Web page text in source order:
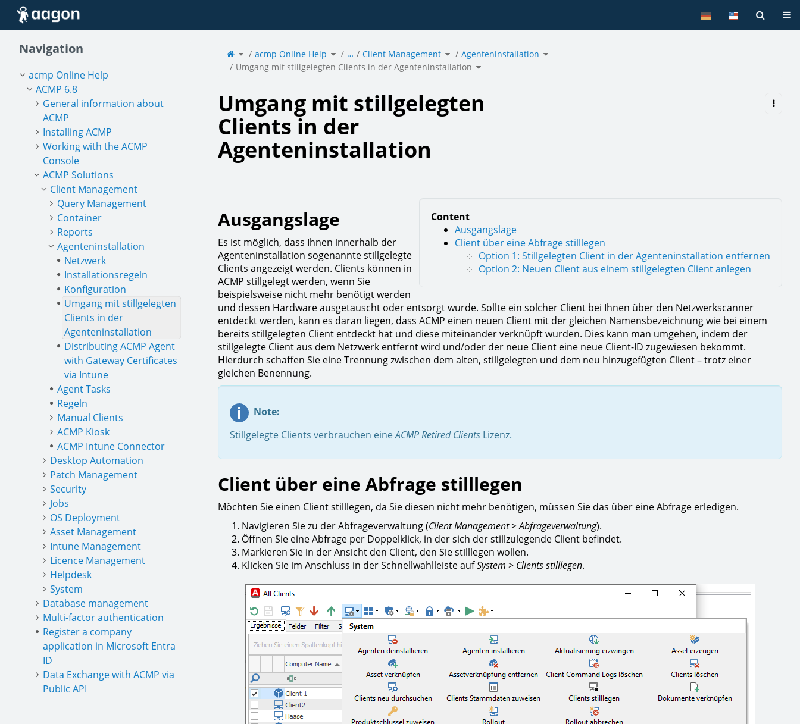
Home
Toggle
the
parent
tree
of
Umgang
mit
stillgelegten
Clients
acmp Online Help Toggle
the
hierarchy
tree
under
acmp
Online
Help.
… Client Management Toggle
the
hierarchy
tree
under
Client
Management.
Agenteninstallation Toggle
the
hierarchy
tree
Umgang mit stillgelegten Clients in der Agenteninstallation Toggle
the
hierarchy
tree
Agenteninstallation.
Umgang mit stillgelegten
Clients in der
Agenteninstallation
Content
Ausgangslage
Client über eine Abfrage stilllegen
Option 1: Stillgelegten Client in der Agenteninstallation entfernen
Option 2: Neuen Client aus einem stillgelegten Client anlegen
Ausgangslage
Es ist möglich, dass Ihnen innerhalb der
Agenteninstallation sogenannte stillgelegte
Clients angezeigt werden. Clients können in
ACMP stillgelegt werden, wenn Sie
beispielsweise nicht mehr benötigt werden
und dessen Hardware ausgetauscht oder entsorgt wurde. Sollte ein solcher Client bei Ihnen über den Netzwerkscanner
entdeckt werden, kann es daran liegen, dass ACMP einen neuen Client mit der gleichen Namensbezeichnung wie bei einem
bereits stillgelegten Client entdeckt hat und diese miteinander verknüpft wurden. Dies kann man umgehen, indem der
stillgelegte Client aus dem Netzwerk entfernt wird und/oder der neue Client eine neue Client-ID zugewiesen bekommt.
Hierdurch schaffen Sie eine Trennung zwischen dem alten, stillgelegten und dem neu hinzugefügten Client – trotz einer
gleichen Benennung.
Note:
Stillgelegte Clients verbrauchen eineACMP Retired Clients Lizenz.
Client über eine Abfrage stilllegen
Möchten Sie einen Client stilllegen, da Sie diesen nicht mehr benötigen, müssen Sie das über eine Abfrage erledigen.
Navigieren Sie zu der Abfrageverwaltung (ClientManagement>Abfrageverwaltung).
Öffnen Sie eine Abfrage per Doppelklick, in der sich der stillzulegende Client befindet.
Markieren Sie in der Ansicht den Client, den Sie stilllegen wollen.
Klicken Sie im Anschluss in der Schnellwahlleiste aufSystem > Clients stilllegen.
Navigation
acmp Online Help
ACMP 6.8
General information about
ACMP
Installing ACMP
Working with the ACMP
Console
ACMP Solutions
Client Management
Query Management
Container
Reports
Agenteninstallation
Netzwerk
Installationsregeln
Konfiguration
Umgang mit stillgelegten
Clients in der
Agenteninstallation
Distributing ACMP Agent
with Gateway Certificates
via Intune
Agent Tasks
Regeln
Manual Clients
ACMP Kiosk
ACMP Intune Connector
Desktop Automation
Patch Management
Security
Jobs
OS Deployment
Asset Management
Intune Management
Licence Management
Helpdesk
System
Database management
Multi-factor authentication
Register a company
application in Microsoft Entra
ID
Data Exchange with ACMP via
Public API